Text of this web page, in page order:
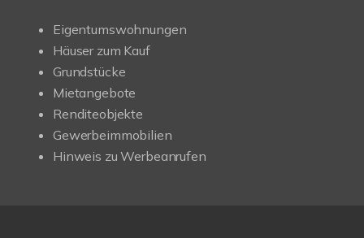
Eigentumswohnungen
Häuser zum Kauf
Grundstücke
Mietangebote
Renditeobjekte
Gewerbeimmobilien
Hinweis zu Werbeanrufen